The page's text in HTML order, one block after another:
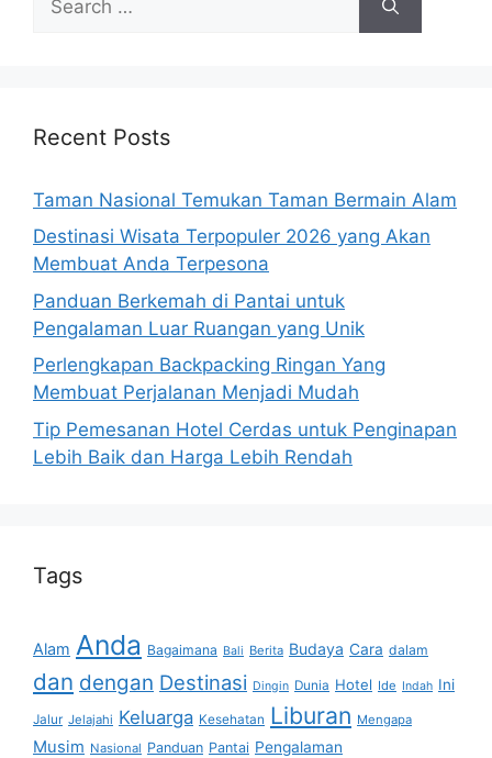
for:
Recent Posts
Taman Nasional Temukan Taman Bermain Alam
Destinasi Wisata Terpopuler 2026 yang Akan
Membuat Anda Terpesona
Panduan Berkemah di Pantai untuk
Pengalaman Luar Ruangan yang Unik
Perlengkapan Backpacking Ringan Yang
Membuat Perjalanan Menjadi Mudah
Tip Pemesanan Hotel Cerdas untuk Penginapan
Lebih Baik dan Harga Lebih Rendah
Tags
Alam Anda Bagaimana Bali Berita Budaya Cara dalam
dan dengan Destinasi Dingin Dunia Hotel Ide Indah Ini
Jalur Jelajahi Keluarga Kesehatan Liburan Mengapa
Musim Nasional Panduan Pantai Pengalaman